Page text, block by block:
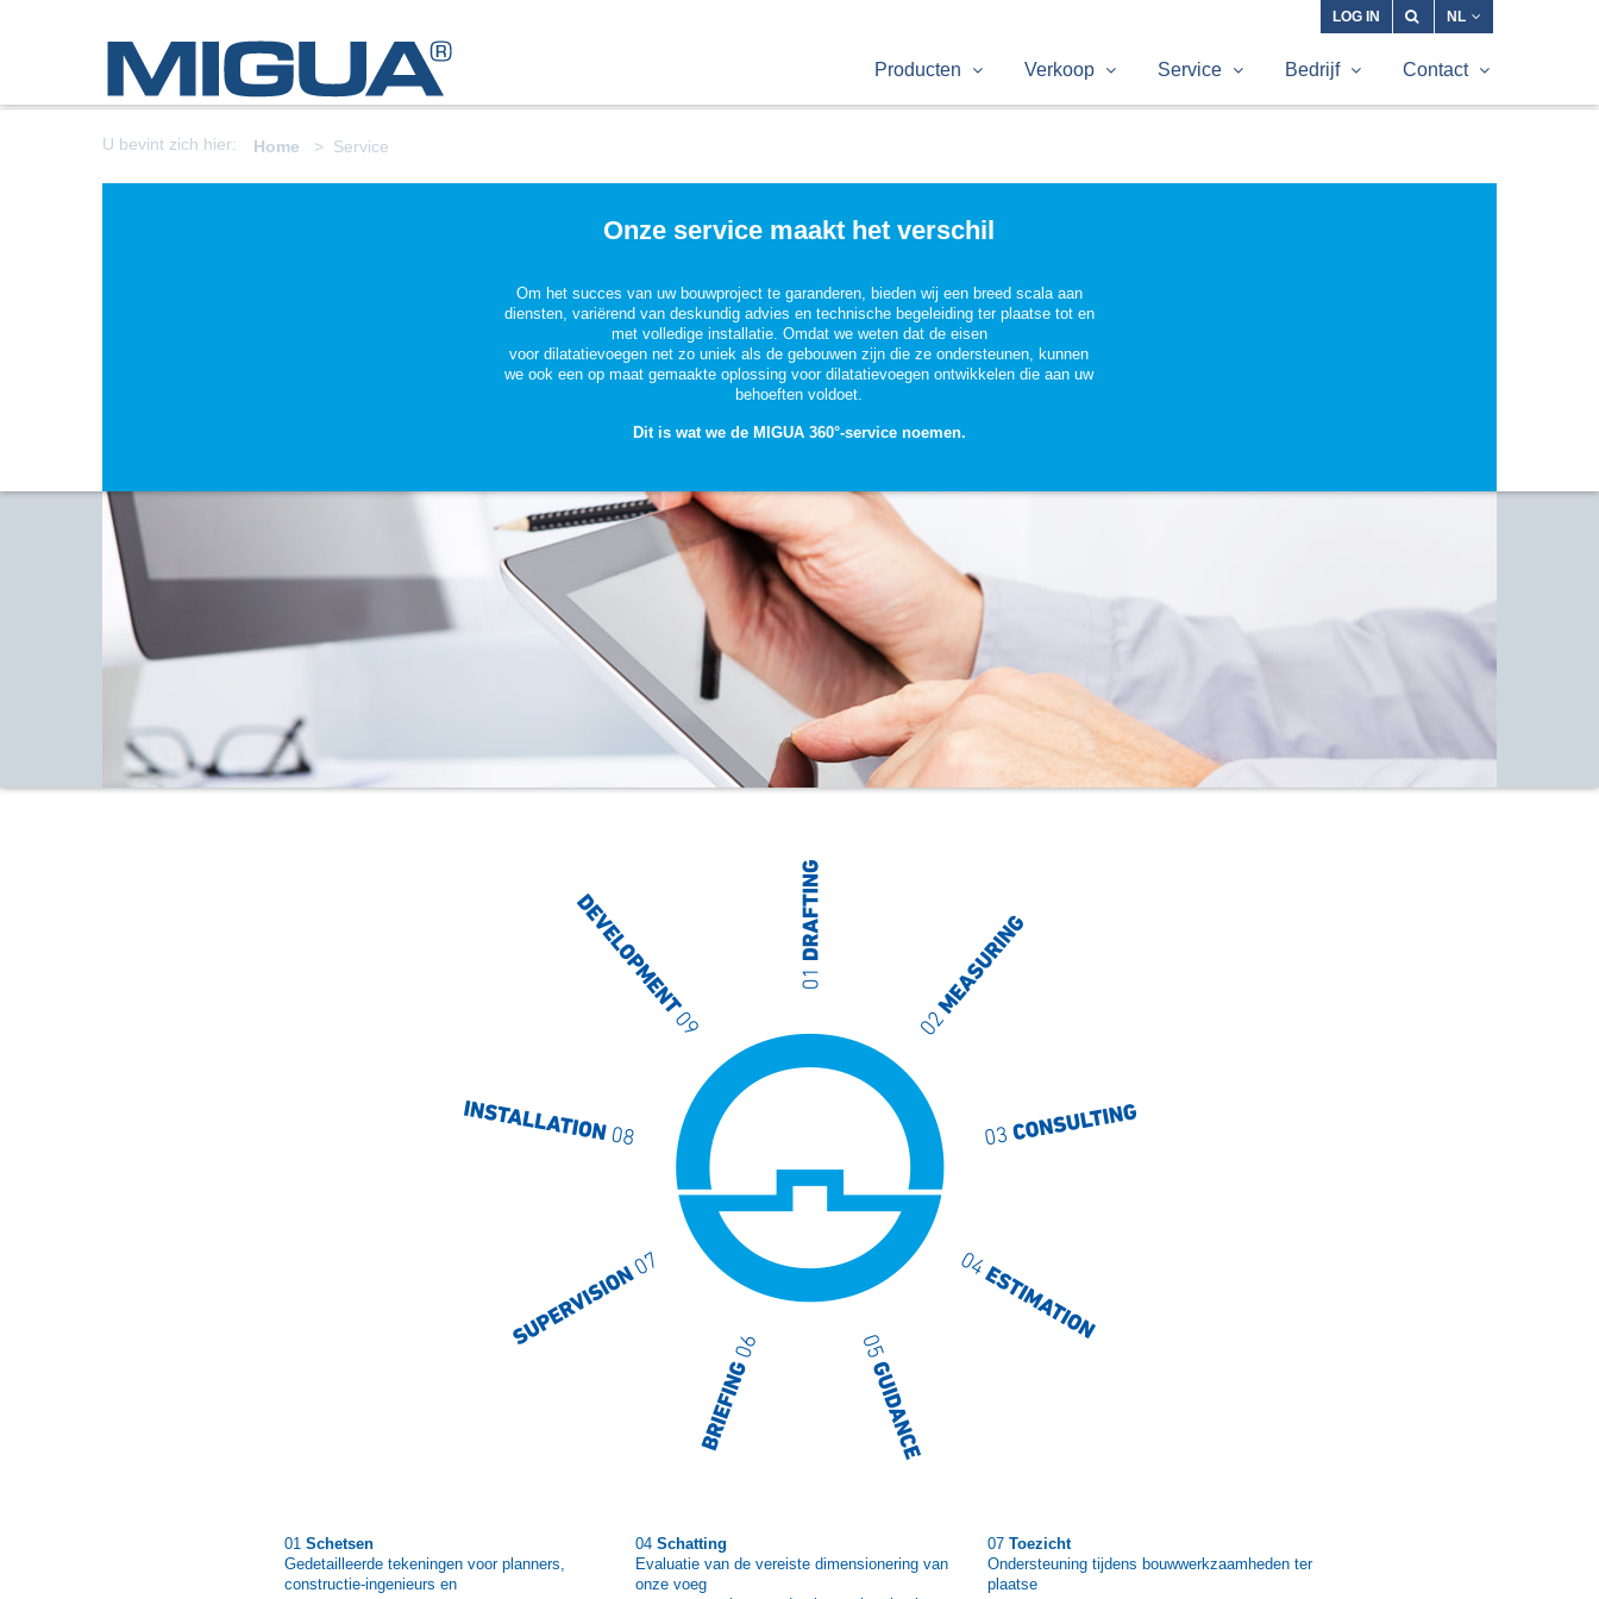
LOG IN NL
Producten Verkoop Service Bedrijf Contact
U bevint zich hier: Home Service
Onze service maakt het verschil
Om het succes van uw bouwproject te garanderen, bieden wij een breed scala aan
diensten, variërend van deskundig advies en technische begeleiding ter plaatse tot en
met volledige installatie. Omdat we weten dat de eisen
voor dilatatievoegen net zo uniek als de gebouwen zijn die ze ondersteunen, kunnen
we ook een op maat gemaakte oplossing voor dilatatievoegen ontwikkelen die aan uw
behoeften voldoet.
Dit is wat we de MIGUA 360°-service noemen.
01 Schetsen
Gedetailleerde tekeningen voor planners,
constructie-ingenieurs en
04Schatting
Evaluatie van de vereiste dimensionering van
onze voeg
07 Toezicht
Ondersteuning tijdens bouwwerkzaamheden ter
plaatse